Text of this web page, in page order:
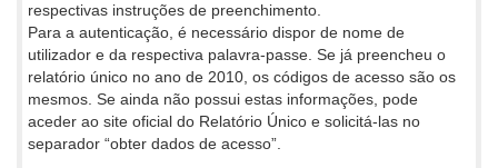
respectivas instruções de preenchimento.
Para a autenticação, é necessário dispor de nome de
utilizador e da respectiva palavra-passe. Se já preencheu o
relatório único no ano de 2010, os códigos de acesso são os
mesmos. Se ainda não possui estas informações, pode
aceder ao site oficial do Relatório Único e solicitá-las no
separador “obter dados de acesso”.